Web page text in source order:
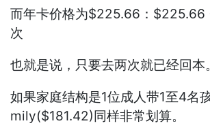
而年卡价格为$225.66：$225.66
次
也就是说，只要去两次就已经回本。
如果家庭结构是1位成人带1至4名
mily($181.42)同样非常划算。